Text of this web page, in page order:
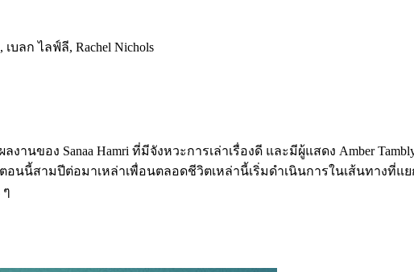
เบลก ไลฟ์ลี, Rachel Nichols
นของ Sanaa Hamri ที่มีจังหวะการเล่าเรื่องดี และมีผู้แสดง Amber
ตอนนี้สามปีต่อมาเหล่าเพื่อนตลอดชีวิตเหล่านี้เริ่มดำเนินการในเส้นทา